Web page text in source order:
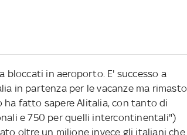
bloccati in aeroporto. E' successo a
in partenza per le vacanze ma rimasto
ha fatto sapere Alitalia, con tanto di
e 750 per quelli intercontinentali")
oltre un milione invece gli italiani che